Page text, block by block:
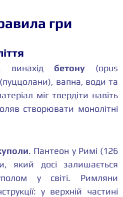
гри
винахід бетону (opus
вапна, води та
міг твердіти навіть
створювати монолітні
. Пантеон у Римі (126
який досі залишається
у світі. Римляни
у верхній частині